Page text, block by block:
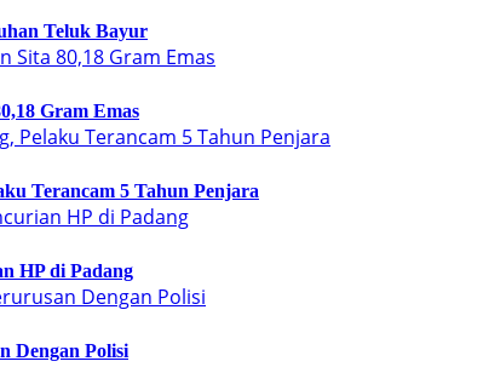
Teluk Bayur
Gram Emas
Terancam 5 Tahun Penjara
HP di Padang
Dengan Polisi